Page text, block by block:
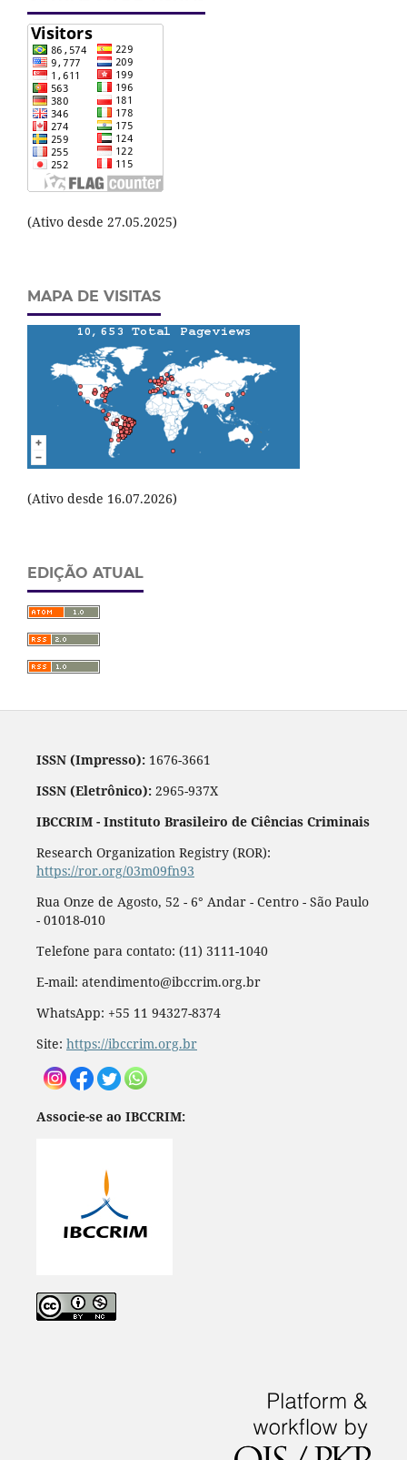
(Ativo desde 27.05.2025)
MAPA DE VISITAS
(Ativo desde 16.07.2026)
EDIÇÃO ATUAL
ISSN (Impresso):1676-3661
ISSN (Eletrônico):2965-937X
IBCCRIM - Instituto Brasileiro de Ciências Criminais
Research Organization Registry (ROR):
https://ror.org/03m09fn93
Rua Onze de Agosto, 52 - 6° Andar - Centro - São Paulo
- 01018-010
Telefone para contato: (11) 3111-1040
E-mail: atendimento@ibccrim.org.br
WhatsApp: +55 11 94327-8374
Site: https://ibccrim.org.br
Associe-se ao IBCCRIM: